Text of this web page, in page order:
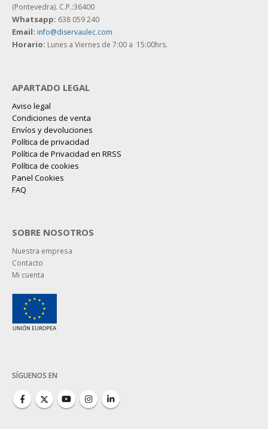
(Pontevedra). C.P.:36400
Whatsapp: 638 059 240
Email: info@diservaulec.com
Horario: Lunes a Viernes de 7:00 a 15:00hrs.
APARTADO LEGAL
Aviso legal
Condiciones de venta
Envíos y devoluciones
Política de privacidad
Política de Privacidad en RRSS
Política de cookies
Panel Cookies
FAQ
SOBRE NOSOTROS
Nuestra empresa
Contacto
Mi cuenta
SÍGUENOS EN